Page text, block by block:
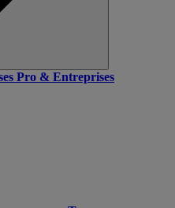
Pro & Entreprises